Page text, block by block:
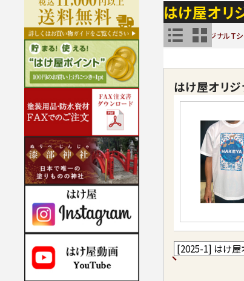
はけ屋オリ
はけ屋オリジナルT
はけ屋オリ